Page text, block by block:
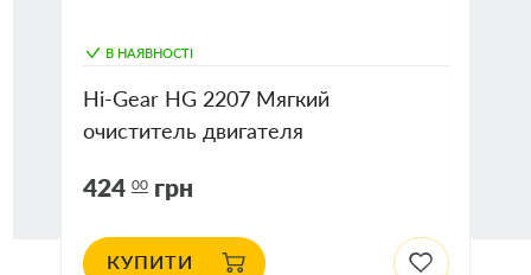
В НАЯВНОСТІ
Hi-Gear HG 2207 Мягкий
очиститель двигателя
424 00 грн
КУПИТИ